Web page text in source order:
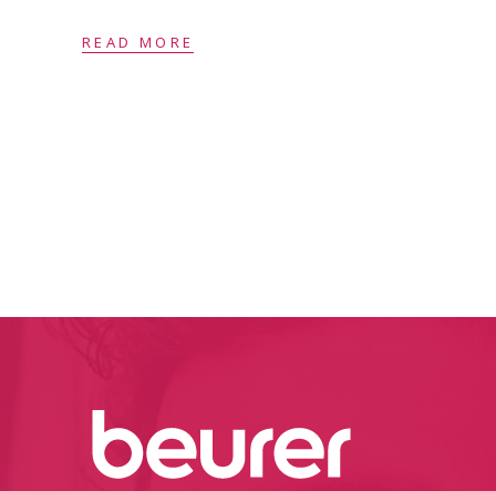
READ MORE